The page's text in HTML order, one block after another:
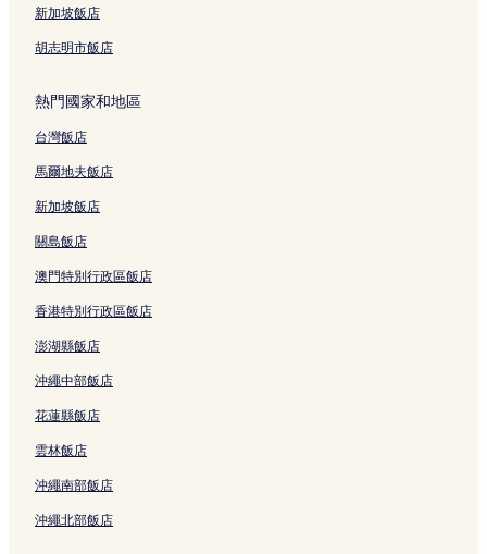
玄光寺附近的飯店
南投水里蛇窯陶藝文化園區附近的飯店
伊達邵碼頭附近的飯店
溪頭飯店
竹山沙東宮附近的飯店
竹山遊客中心附近的飯店
集集飯店
小半天石馬公園附近的飯店
明新書院附近的飯店
草屯飯店
福興宮附近的飯店
新加坡飯店
胡志明市飯店
熱門國家和地區
台灣飯店
馬爾地夫飯店
新加坡飯店
關島飯店
澳門特別行政區飯店
香港特別行政區飯店
澎湖縣飯店
沖繩中部飯店
花蓮縣飯店
雲林飯店
沖繩南部飯店
沖繩北部飯店